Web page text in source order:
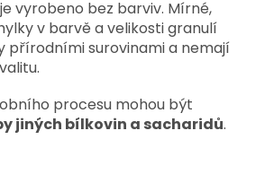
vyrobeno bez barviv. Mírné,
v barvě a velikosti granulí
přírodními surovinami a nemají
procesu mohou být
jiných bílkovin a sacharidů.